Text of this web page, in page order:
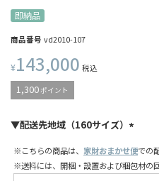
即納品
商品番号 vd2010-107
¥143,000 税込
1,300ポイント
▼配送先地域（160サイズ）
※こちらの商品は、 家財おまかせ便での
※送料には、開梱・設置および梱包材の